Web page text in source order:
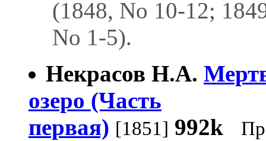
(1848, No 10-12;
No 1-5).
Некрасов Н.А.
озеро (Часть
первая) [1851] 992k